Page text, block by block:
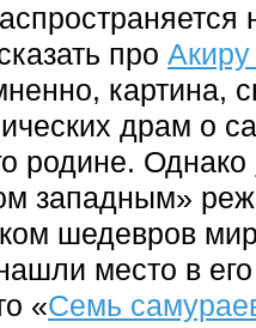
про
картина,
драм о
родине. Однако
западным»
шедевров
место в
«Семь